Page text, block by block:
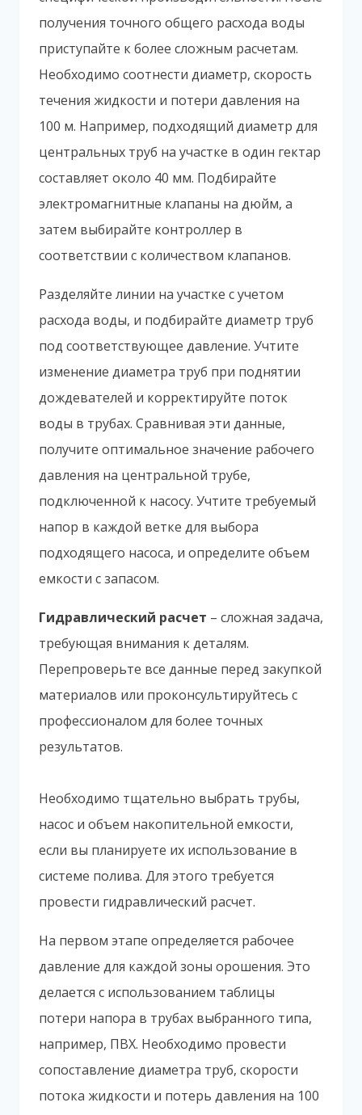
получения точного общего расхода воды
приступайте к более сложным расчетам.
Необходимо соотнести диаметр, скорость
течения жидкости и потери давления на
100 м. Например, подходящий диаметр для
центральных труб на участке в один гектар
составляет около 40 мм. Подбирайте
электромагнитные клапаны на дюйм, а
затем выбирайте контроллер в
соответствии с количеством клапанов.
Разделяйте линии на участке с учетом
расхода воды, и подбирайте диаметр труб
под соответствующее давление. Учтите
изменение диаметра труб при поднятии
дождевателей и корректируйте поток
воды в трубах. Сравнивая эти данные,
получите оптимальное значение рабочего
давления на центральной трубе,
подключенной к насосу. Учтите требуемый
напор в каждой ветке для выбора
подходящего насоса, и определите объем
емкости с запасом.
Гидравлический расчет – сложная задача,
требующая внимания к деталям.
Перепроверьте все данные перед закупкой
материалов или проконсультируйтесь с
профессионалом для более точных
результатов.
Необходимо тщательно выбрать трубы,
насос и объем накопительной емкости,
если вы планируете их использование в
системе полива. Для этого требуется
провести гидравлический расчет.
На первом этапе определяется рабочее
давление для каждой зоны орошения. Это
делается с использованием таблицы
потери напора в трубах выбранного типа,
например, ПВХ. Необходимо провести
сопоставление диаметра труб, скорости
потока жидкости и потерь давления на 100